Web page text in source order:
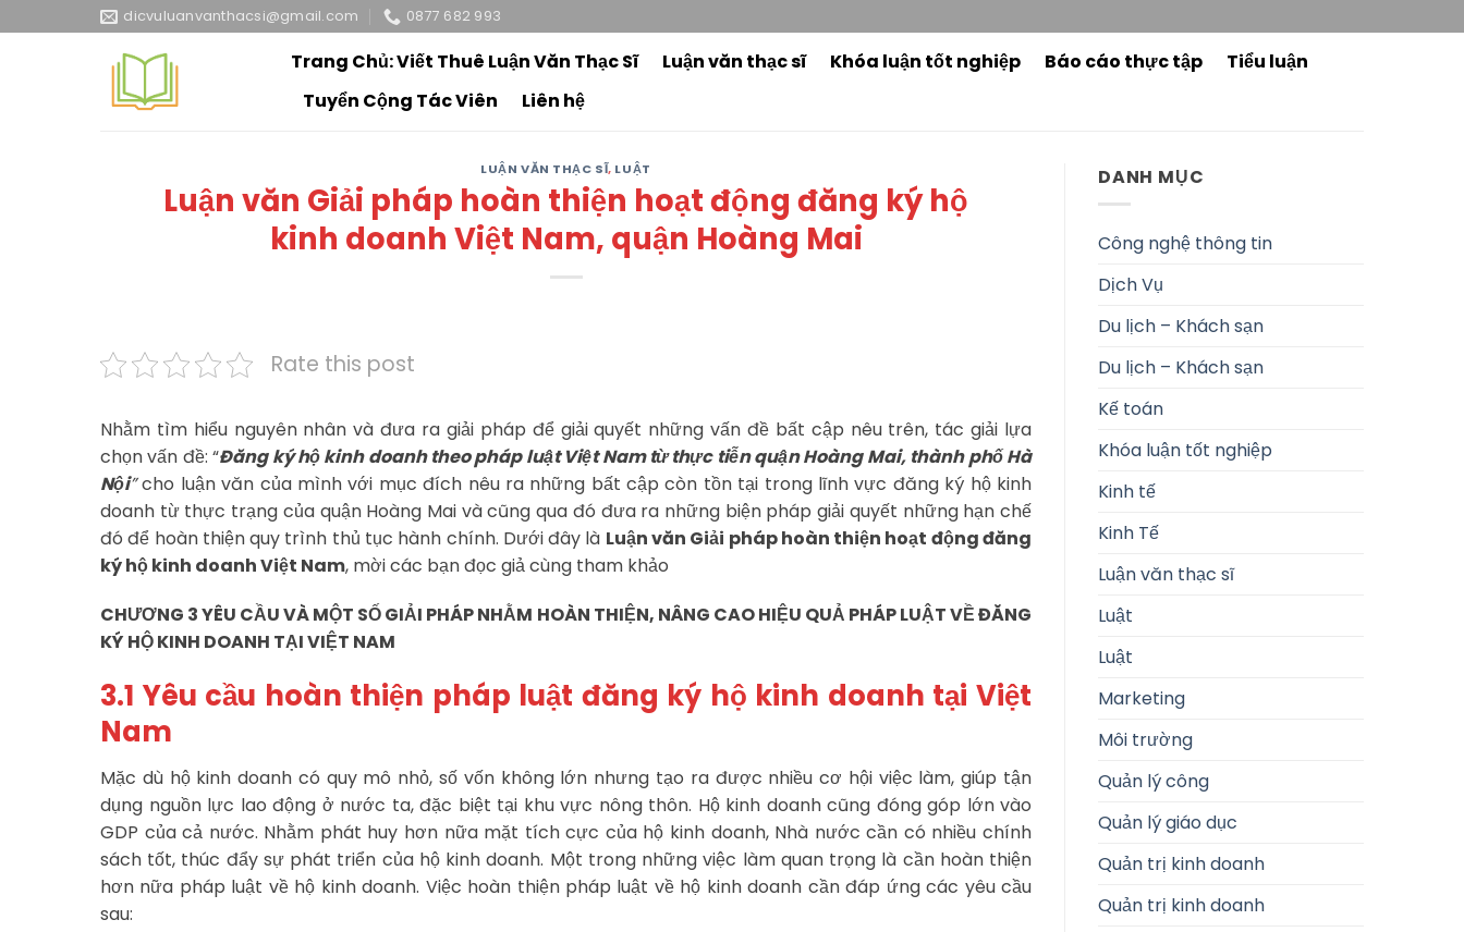
to
dicvuluanvanthacsi@gmail.com 0877 682 993
Trang Chủ: Viết Thuê Luận Văn Thạc Sĩ Luận văn thạc sĩ Khóa luận tốt nghiệp Báo cáo thực tập
Tiểu luận
Tuyển Cộng Tác Viên
Liên hệ
LUẬN VĂN THẠC SĨ, LUẬT
Luận văn Giải pháp hoàn thiện hoạt động đăng ký hộ
kinh doanh Việt Nam, quận Hoàng Mai
Rate this post
Nhằm tìm hiểu nguyên nhân và đưa ra giải pháp để giải quyết những vấn đề bất cập nêu trên, tác giải lựa
chọn vấn đề: “Đăng ký hộ kinh doanh theo pháp luật Việt Nam từ thực tiễn quận Hoàng Mai, thành phố Hà
Nội”cho luận văn của mình với mục đích nêu ra những bất cập còn tồn tại trong lĩnh vực đăng ký hộ kinh
doanh từ thực trạng của quận Hoàng Mai và cũng qua đó đưa ra những biện pháp giải quyết những hạn chế
đó để hoàn thiện quy trình thủ tục hành chính. Dưới đây là Luận văn Giải pháp hoàn thiện hoạt động đăng
ký hộ kinh doanh Việt Nam, mời các bạn đọc giả cùng tham khảo
CHƯƠNG 3 YÊU CẦU VÀ MỘT SỐ GIẢI PHÁP NHẰM HOÀN THIỆN, NÂNG CAO HIỆU QUẢ PHÁP LUẬT VỀ ĐĂNG
KÝ HỘ KINH DOANH TẠI VIỆT NAM
3.1 Yêu cầu hoàn thiện pháp luật đăng ký hộ kinh doanh tại Việt
Nam
Mặc dù hộ kinh doanh có quy mô nhỏ, số vốn không lớn nhưng tạo ra được nhiều cơ hội việc làm, giúp tận
dụng nguồn lực lao động ở nước ta, đặc biệt tại khu vực nông thôn. Hộ kinh doanh cũng đóng góp lớn vào
GDP của cả nước. Nhằm phát huy hơn nữa mặt tích cực của hộ kinh doanh, Nhà nước cần có nhiều chính
sách tốt, thúc đẩy sự phát triển của hộ kinh doanh. Một trong những việc làm quan trọng là cần hoàn thiện
hơn nữa pháp luật về hộ kinh doanh. Việc hoàn thiện pháp luật về hộ kinh doanh cần đáp ứng các yêu cầu
sau:
DANH MỤC
Công nghệ thông tin
Dịch Vụ
Du lịch – Khách sạn
Du lịch – Khách sạn
Kế toán
Khóa luận tốt nghiệp
Kinh tế
Kinh Tế
Luận văn thạc sĩ
Luật
Luật
Marketing
Môi trường
Quản lý công
Quản lý giáo dục
Quản trị kinh doanh
Quản trị kinh doanh